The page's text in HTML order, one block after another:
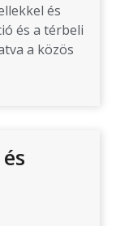
és
és a térbeli
a közös